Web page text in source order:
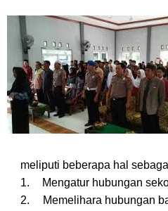
meliputi beberapa hal
1.
Mengatur hubungan
2.
Memelihara hubungan